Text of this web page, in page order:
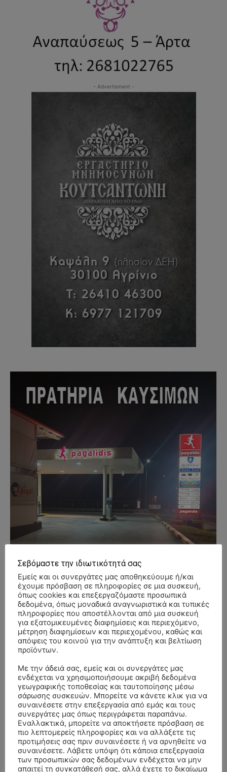
- Advertisment -
Σεβόμαστε την ιδιωτικότητά σας
Εμείς και οι συνεργάτες μας αποθηκεύουμε ή/και
έχουμε πρόσβαση σε πληροφορίες σε μια συσκευή,
όπως cookies και επεξεργαζόμαστε προσωπικά
δεδομένα, όπως μοναδικά αναγνωριστικά και τυπικές
πληροφορίες που αποστέλλονται από μια συσκευή
για εξατομικευμένες διαφημίσεις και περιεχόμενο,
μέτρηση διαφημίσεων και περιεχομένου, καθώς και
απόψεις του κοινού για την ανάπτυξη και βελτίωση
προϊόντων.
Με την άδειά σας, εμείς και οι συνεργάτες μας
ενδέχεται να χρησιμοποιήσουμε ακριβή δεδομένα
γεωγραφικής τοποθεσίας και ταυτοποίησης μέσω
σάρωσης συσκευών. Μπορείτε να κάνετε κλικ για να
συναινέσετε στην επεξεργασία από εμάς και τους
συνεργάτες μας όπως περιγράφεται παραπάνω.
Εναλλακτικά, μπορείτε να αποκτήσετε πρόσβαση σε
πιο λεπτομερείς πληροφορίες και να αλλάξετε τις
προτιμήσεις σας πριν συναινέσετε ή να αρνηθείτε να
συναινέσετε. Λάβετε υπόψη ότι κάποια επεξεργασία
των προσωπικών σας δεδομένων ενδέχεται να μην
απαιτεί τη συγκατάθεσή σας, αλλά έχετε το δικαίωμα